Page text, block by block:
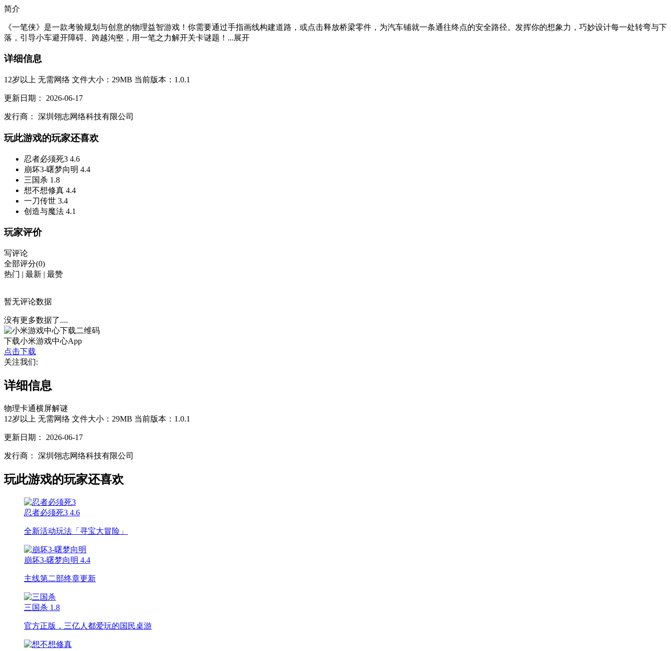
简介
《一笔侠》是一款考验规划与创意的物理益智游戏！你需要通过手指画线构建道路，或点击释放桥梁零件，为汽车铺就一条通往终点的安全路径。发挥你的想象力，巧妙设计每一处转弯与下
落，引导小车避开障碍、跨越沟壑，用一笔之力解开关卡谜题！...展开
详细信息
12岁以上 无需网络 文件大小：29MB 当前版本：1.0.1
更新日期： 2026-06-17
发行商： 深圳翎志网络科技有限公司
玩此游戏的玩家还喜欢
忍者必须死3 4.6
崩坏3-曙梦向明 4.4
三国杀 1.8
想不想修真 4.4
一刀传世 3.4
创造与魔法 4.1
玩家评价
写评论
全部评分(0)
热门 | 最新 | 最赞
暂无评论数据
没有更多数据了....
下载小米游戏中心App
点击下载
关注我们:
详细信息
物理卡通横屏解谜
12岁以上 无需网络 文件大小：29MB 当前版本：1.0.1
更新日期： 2026-06-17
发行商： 深圳翎志网络科技有限公司
玩此游戏的玩家还喜欢
忍者必须死3 4.6
全新活动玩法「寻宝大冒险」
崩坏3-曙梦向明 4.4
主线第二部终章更新
三国杀 1.8
官方正版，三亿人都爱玩的国民桌游